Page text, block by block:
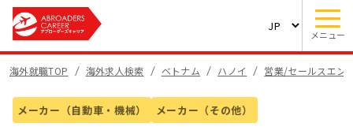
メニュー
海外就職TOP 海外求人検索 ベトナム ハノイ 営業/セールスエン
メーカー（自動車・機械） メーカー（その他）